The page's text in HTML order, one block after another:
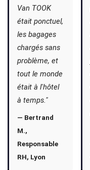
Van TOOK
était ponctuel,
les bagages
chargés sans
problème, et
tout le monde
était à l'hôtel
à temps."
— Bertrand
M.,
Responsable
RH, Lyon